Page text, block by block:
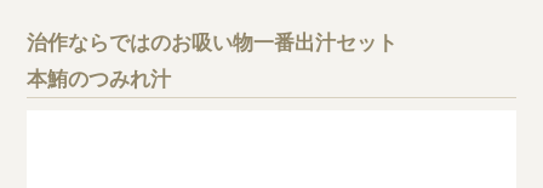
治作ならではのお吸い物一番出汁セット
本鮪のつみれ汁